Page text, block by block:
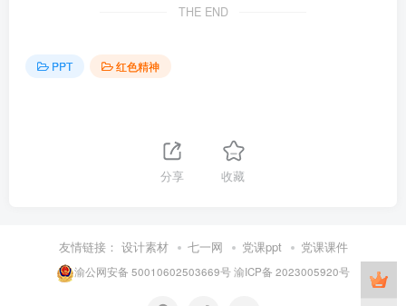
THE END
PPT 红色精神
分享 收藏
友情链接： 设计素材 七一网 党课ppt 党课课件
渝公网安备 50010602503669号渝ICP备 2023005920号